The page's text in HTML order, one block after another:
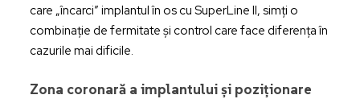
care „încarci” implantul în os cu SuperLine II, simți o
combinație de fermitate și control care face diferența în
cazurile mai dificile.
Zona coronară a implantului și poziționare